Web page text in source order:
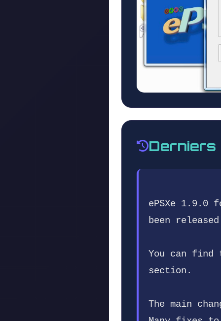
Derniers
ePSXe 1.9.0
been
You can find
section.
The main